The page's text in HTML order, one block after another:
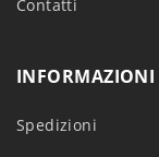
Contatti
INFORMAZIONI
Spedizioni